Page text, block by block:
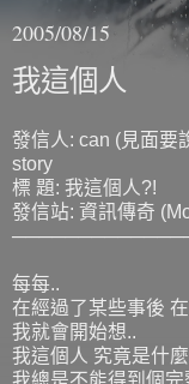
2005/08/15
我這個人
發信人: can (見面要
story
標 題: 我這個人?!
發信站: 資訊傳奇
每每..
在經過了某些事後
我就會開始想..
我這個人 究竟是什
我總是不能得到個完